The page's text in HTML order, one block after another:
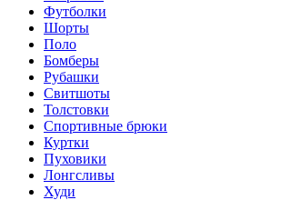
Футболки
Шорты
Поло
Бомберы
Рубашки
Свитшоты
Толстовки
Спортивные брюки
Куртки
Пуховики
Лонгсливы
Худи